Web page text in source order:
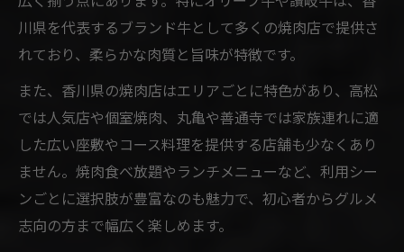
香川県で焼肉行きつけを探す楽しみ方
焼肉好きを魅了する香川ならではの視点
行きつけ探しに役立つ香川県焼肉情報
焼肉愛好家が選ぶ香川の注目ポイント
家族も満足できる香川県焼肉の選び方
家族で焼肉行きつけを選ぶ香川県流のコツ
香川県で家族が楽しめる焼肉の魅力
焼肉行きつけの条件と香川県のおすすめ
川県を代表するブランド牛として多くの焼肉店で提供さ
れており、柔らかな肉質と旨味が特徴です。
また、香川県の焼肉店はエリアごとに特色があり、高松
では人気店や個室焼肉、丸亀や善通寺では家族連れに適
した広い座敷やコース料理を提供する店舗も少なくあり
ません。焼肉食べ放題やランチメニューなど、利用シー
ンごとに選択肢が豊富なのも魅力で、初心者からグルメ
志向の方まで幅広く楽しめます。